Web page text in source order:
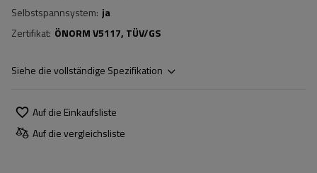
Selbstspannsystem ja
Zertifikat ÖNORM V5117 TÜV/GS
Siehe die vollständige Spezifikation
Auf die Einkaufsliste
Auf die vergleichsliste